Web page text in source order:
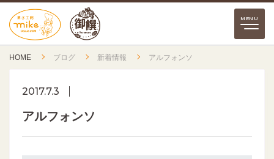
HOME ブログ 新着情報 アルフォンソ
2017.7.3
アルフォンソ